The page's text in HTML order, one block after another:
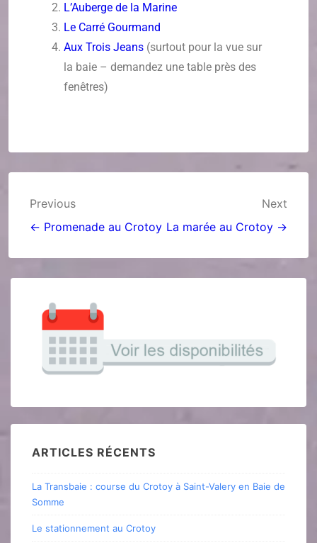
L’Auberge de la Marine
Le Carré Gourmand
Aux Trois Jeans (surtout pour la vue sur
la baie – demandez une table près des
fenêtres)
Previous
← Promenade au Crotoy
Next
La marée au Crotoy →
ARTICLES RÉCENTS
La Transbaie : course du Crotoy à Saint-Valery en Baie de
Somme
Le stationnement au Crotoy